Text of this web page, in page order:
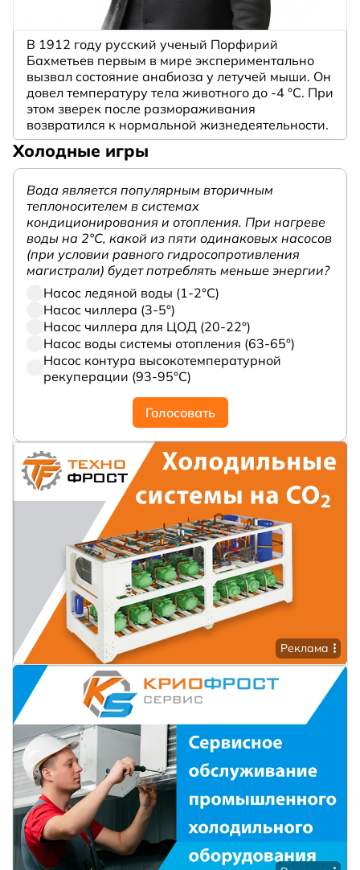
В 1912 году русский ученый Порфирий
Бахметьев первым в мире экспериментально
вызвал состояние анабиоза у летучей мыши. Он
довел температуру тела животного до -4 °C. При
этом зверек после размораживания
возвратился к нормальной жизнедеятельности.
Холодные игры
Вода является популярным вторичным
теплоносителем в системах
кондиционирования и отопления. При нагреве
воды на 2°С, какой из пяти одинаковых насосов
(при условии равного гидросопротивления
магистрали) будет потреблять меньше энергии?
Насос ледяной воды (1-2°С)
Насос чиллера (3-5°)
Насос чиллера для ЦОД (20-22°)
Насос воды системы отопления (63-65°)
Насос контура высокотемпературной
рекуперации (93-95°С)
Голосовать
Реклама